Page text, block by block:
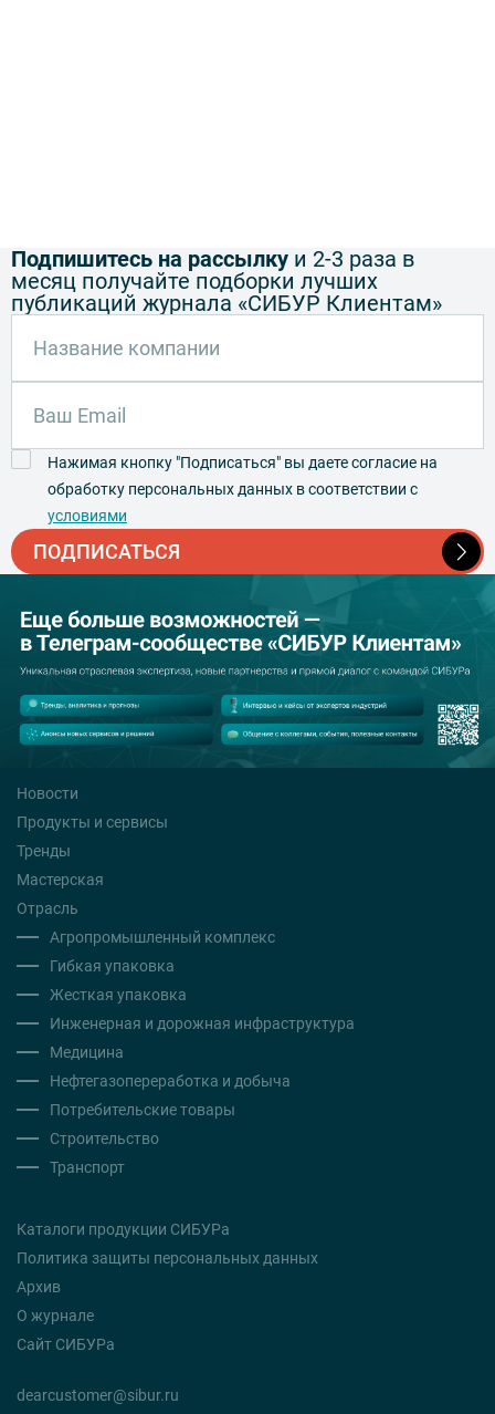
Подпишитесь на рассылку и 2-3 раза в
месяц получайте подборки лучших
публикаций журнала «СИБУР Клиентам»
Нажимая кнопку "Подписаться" вы даете согласие на
обработку персональных данных в соответствии с
условиями
ПОДПИСАТЬСЯ
Новости
Продукты и сервисы
Тренды
Мастерская
Отрасль
Агропромышленный комплекс
Гибкая упаковка
Жесткая упаковка
Инженерная и дорожная инфраструктура
Медицина
Нефтегазопереработка и добыча
Потребительские товары
Строительство
Транспорт
Каталоги продукции СИБУРа
Политика защиты персональных данных
Архив
О журнале
Сайт СИБУРа
dearcustomer@sibur.ru